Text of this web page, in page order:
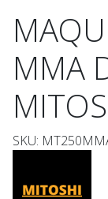
MMA
SKU: